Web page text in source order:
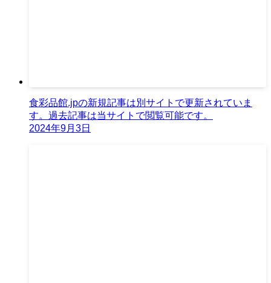
食彩品館.jpの新規記事は別サイトで更新されていま
す。過去記事は当サイトで閲覧可能です。
2024年9月3日